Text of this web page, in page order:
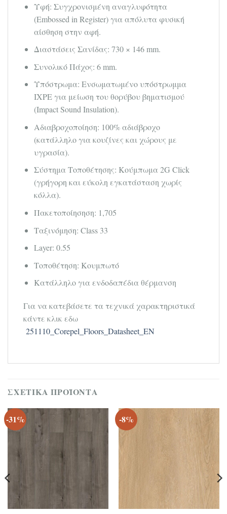
Υφή: Συγχρονισμένη αναγλυφότητα
(Embossed in Register) για απόλυτα φυσική
αίσθηση στην αφή.
Διαστάσεις Σανίδας: 730 × 146 mm.
Συνολικό Πάχος: 6 mm.
Υπόστρωμα: Ενσωματωμένο υπόστρωμμα
IXPE για μείωση του θορύβου βηματισμού
(Impact Sound Insulation).
Αδιαβροχοποίηση: 100% αδιάβροχο
(κατάλληλο για κουζίνες και χώρους με
υγρασία).
Σύστημα Τοποθέτησης: Κούμπωμα 2G Click
(γρήγορη και εύκολη εγκατάσταση χωρίς
κόλλα).
Πακετοποίησηση: 1,705
Ταξινόμηση: Class 33
Layer: 0.55
Τοποθέτηση: Κουμπωτό
Κατάλληλο για ενδοδαπέδια θέρμανση
Για να κατεβάσετε τα τεχνικά χαρακτηριστικά
κάντε κλικ εδω
251110_Corepel_Floors_Datasheet_EN
ΣΧΕΤΙΚΆ ΠΡΟΪΌΝΤΑ
-31% -8%